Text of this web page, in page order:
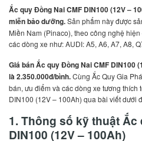
Ắc quy Đồng Nai CMF DIN100 (12V –
miễn bảo dưỡng.Sản phẩm này được
Miền Nam (Pinaco), theo công nghệ
các dòng xe như: AUDI: A5, A6, A7, A8,
Giá bán Ắc quy Đồng Nai CMF DIN100
là 2.350.000đ/bình.Cùng Ắc Quy Gia
bán, ưu điểm và các dòng xe tương thích
DIN100 (12V – 100Ah) qua bài viết dưới
1. Thông số kỹ thuật
DIN100 (12V – 100Ah)